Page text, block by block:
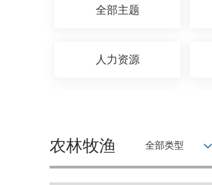
全部主题
人力资源
农林牧渔 全部类型